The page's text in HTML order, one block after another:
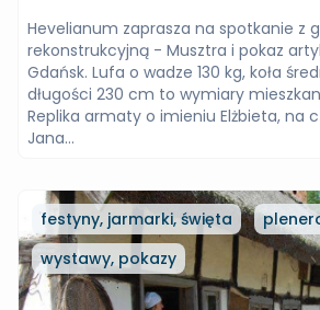
Hevelianum zaprasza na spotkanie z
rekonstrukcyjną - Musztra i pokaz
Gdańsk. Lufa o wadze 130 kg, koła
długości 230 cm to wymiary
Replika armaty o imieniu Elżbieta, na
Jana...
festyny, jarmarki, święta
wystawy, pokazy